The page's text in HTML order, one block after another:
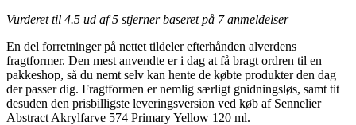
Vurderet til 4.5 ud af 5 stjerner baseret på 7anmeldelser
En del forretninger på nettet tildeler efterhånden alverdens
fragtformer. Den mest anvendte er i dag at få bragt ordren til en
pakkeshop, så du nemt selv kan hente de købte produkter den dag
der passer dig. Fragtformen er nemlig særligt gnidningsløs, samt tit
desuden den prisbilligste leveringsversion ved køb af Sennelier
Abstract Akrylfarve 574 Primary Yellow 120 ml.